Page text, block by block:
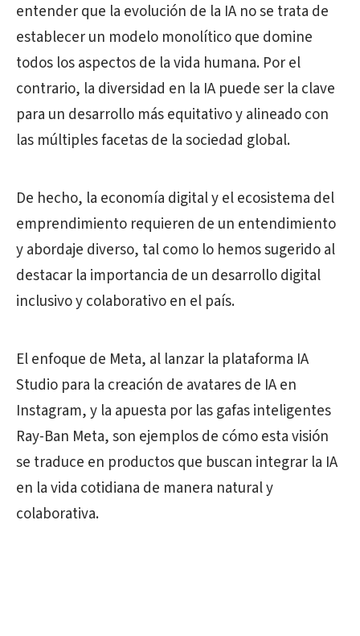
entender que la evolución de la IA no se trata de
establecer un modelo monolítico que domine
todos los aspectos de la vida humana. Por el
contrario, la diversidad en la IA puede ser la clave
para un desarrollo más equitativo y alineado con
las múltiples facetas de la sociedad global.
De hecho, la economía digital y el ecosistema del
emprendimiento requieren de un entendimiento
y abordaje diverso, tal como lo hemos sugerido al
destacar la importancia de un desarrollo digital
inclusivo y colaborativo en el país.
El enfoque de Meta, al lanzar la plataforma IA
Studio para la creación de avatares de IA en
Instagram, y la apuesta por las gafas inteligentes
Ray-Ban Meta, son ejemplos de cómo esta visión
se traduce en productos que buscan integrar la IA
en la vida cotidiana de manera natural y
colaborativa.